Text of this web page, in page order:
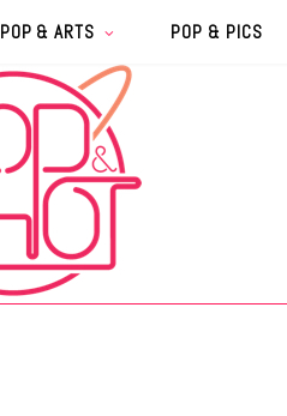
POP & ARTS POP & PICS